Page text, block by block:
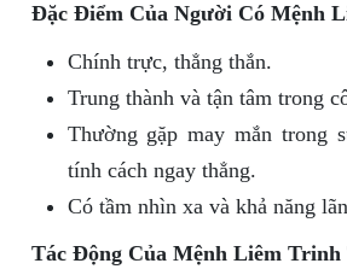
Đặc Điểm Của Người Có Mệnh
Chính trực, thẳng thắn.
Trung thành và tận tâm trong
Thường gặp may mắn trong
tính cách ngay thẳng.
Có tầm nhìn xa và khả năng
Tác Động Của Mệnh Liêm Trinh